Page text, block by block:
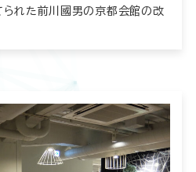
た前川國男の京都会館の改